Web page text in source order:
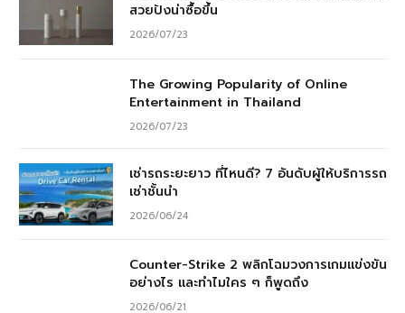
สวยปังน่าซื้อขึ้น
2026/07/23
The Growing Popularity of Online
Entertainment in Thailand
2026/07/23
เช่ารถระยะยาว ที่ไหนดี? 7 อันดับผู้ให้บริการรถ
เช่าชั้นนำ
2026/06/24
Counter-Strike 2 พลิกโฉมวงการเกมแข่งขัน
อย่างไร และทำไมใคร ๆ ก็พูดถึง
2026/06/21